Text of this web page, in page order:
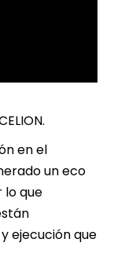
en el
un eco
lo que
ejecución que